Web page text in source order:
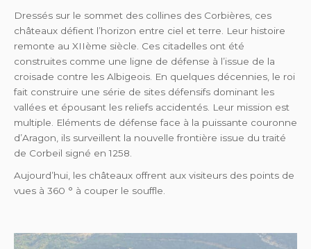
Dressés sur le sommet des collines des Corbières, ces
châteaux défient l’horizon entre ciel et terre. Leur histoire
remonte au XIIème siècle. Ces citadelles ont été
construites comme une ligne de défense à l’issue de la
croisade contre les Albigeois. En quelques décennies, le roi
fait construire une série de sites défensifs dominant les
vallées et épousant les reliefs accidentés. Leur mission est
multiple. Eléments de défense face à la puissante couronne
d’Aragon, ils surveillent la nouvelle frontière issue du traité
de Corbeil signé en 1258.
Aujourd’hui, les châteaux offrent aux visiteurs des points de
vues à 360 ° à couper le souffle.